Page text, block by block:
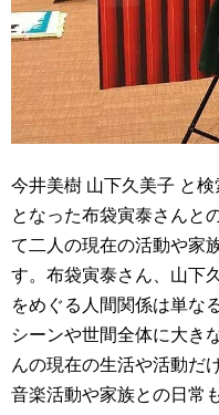
今井美樹 山下久美子 と
となった布袋寅泰さんと
て二人の現在の活動や家
す。布袋寅泰さん、山下
をめぐる人間関係は単な
シーンや世間全体に大き
んの現在の生活や活動だ
音楽活動や家族との日常